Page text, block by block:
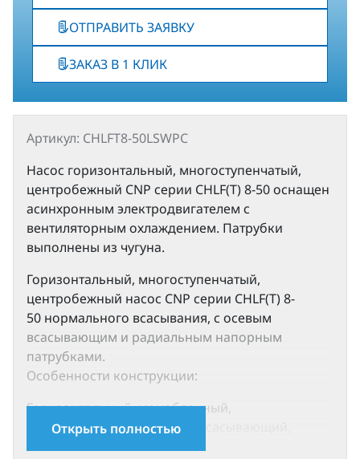
ОТПРАВИТЬ ЗАЯВКУ
ЗАКАЗ В 1 КЛИК
Артикул: CHLFT8-50LSWPC
Насос горизонтальный, многоступенчатый,
центробежный CNP серии CHLF(T) 8-50 оснащен
асинхронным электродвигателем с
вентиляторным охлаждением. Патрубки
выполнены из чугуна.
Горизонтальный, многоступенчатый,
центробежный насос CNP серии CHLF(T) 8-
50 нормального всасывания, с осевым
всасывающим и радиальным напорным
патрубками.
Особенности конструкции:
Горизонтальный, моноблочный,
многоступенчатый, несамовсасывающий,
Открыть полностью